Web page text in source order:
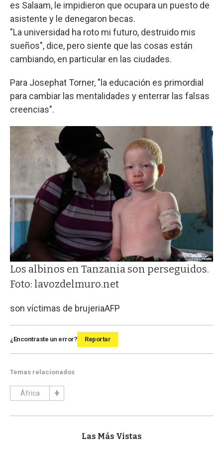
es Salaam, le impidieron que ocupara un puesto de
asistente y le denegaron becas.
"La universidad ha roto mi futuro, destruido mis
sueños", dice, pero siente que las cosas están
cambiando, en particular en las ciudades.
Para Josephat Torner, "la educación es primordial
para cambiar las mentalidades y enterrar las falsas
creencias".
Los albinos en Tanzania son perseguidos.
Foto: lavozdelmuro.net
son víctimas de brujeriaAFP
¿Encontraste un error? Reportar
Temas relacionados
África
Las Más Vistas